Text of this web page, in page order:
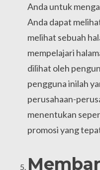
Anda untuk
Anda dapat
melihat sebuah
mempelajari
dilihat oleh
pengguna inilah
perusahaan-
menentukan
promosi yang